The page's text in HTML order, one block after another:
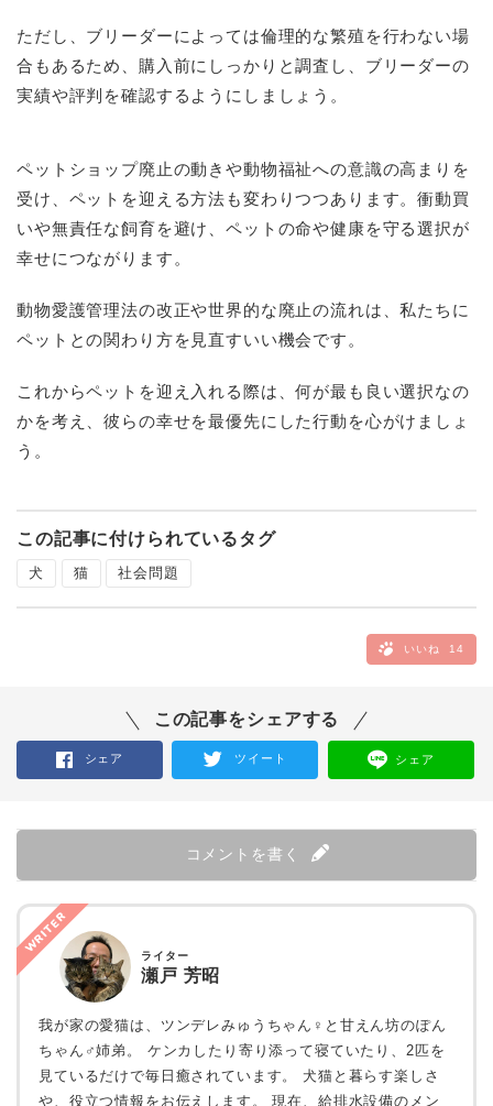
ただし、ブリーダーによっては倫理的な繁殖を行わない場
合もあるため、購入前にしっかりと調査し、ブリーダーの
実績や評判を確認するようにしましょう。
ペットショップ廃止の動きや動物福祉への意識の高まりを
受け、ペットを迎える方法も変わりつつあります。衝動買
いや無責任な飼育を避け、ペットの命や健康を守る選択が
幸せにつながります。
動物愛護管理法の改正や世界的な廃止の流れは、私たちに
ペットとの関わり方を見直すいい機会です。
これからペットを迎え入れる際は、何が最も良い選択なの
かを考え、彼らの幸せを最優先にした行動を心がけましょ
う。
この記事に付けられているタグ
犬 猫 社会問題
いいね 14
この記事をシェアする
シェア ツイート シェア
コメントを書く
WRITER ライター
瀬戸 芳昭
我が家の愛猫は、ツンデレみゅうちゃん♀と甘えん坊のぽん
ちゃん♂姉弟。 ケンカしたり寄り添って寝ていたり、2匹を
見ているだけで毎日癒されています。 犬猫と暮らす楽しさ
や、役立つ情報をお伝えします。 現在、給排水設備のメン